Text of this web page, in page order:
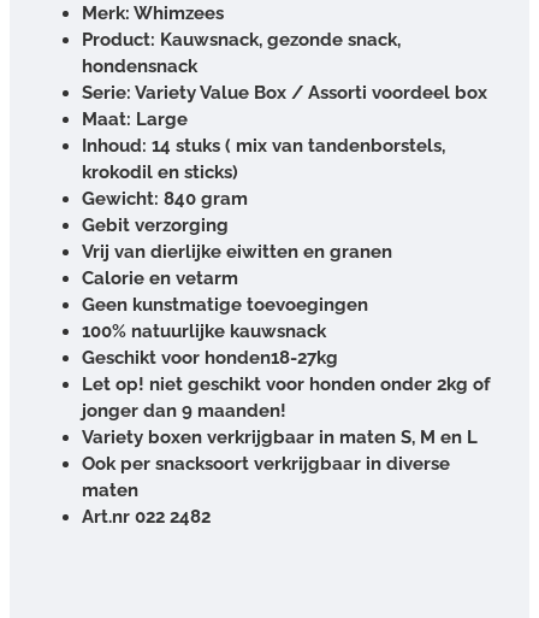
Merk: Whimzees
Product: Kauwsnack, gezonde snack,
hondensnack
Serie: Variety Value Box / Assorti voordeel box
Maat: Large
Inhoud: 14 stuks ( mix van tandenborstels,
krokodil en sticks)
Gewicht: 840 gram
Gebit verzorging
Vrij van dierlijke eiwitten en granen
Calorie en vetarm
Geen kunstmatige toevoegingen
100% natuurlijke kauwsnack
Geschikt voor honden18-27kg
Let op! niet geschikt voor honden onder 2kg of
jonger dan 9 maanden!
Variety boxen verkrijgbaar in maten S, M en L
Ook per snacksoort verkrijgbaar in diverse
maten
Art.nr 022 2482